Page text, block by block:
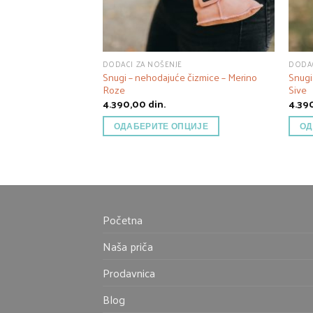
DODACI ZA NOŠENJE
Snugi – nehodajuće čizmice – Merino
Roze
4.390,00din.
ОДАБЕРИТЕ ОПЦИЈЕ
Sive
Početna
Naša priča
Prodavnica
Blog